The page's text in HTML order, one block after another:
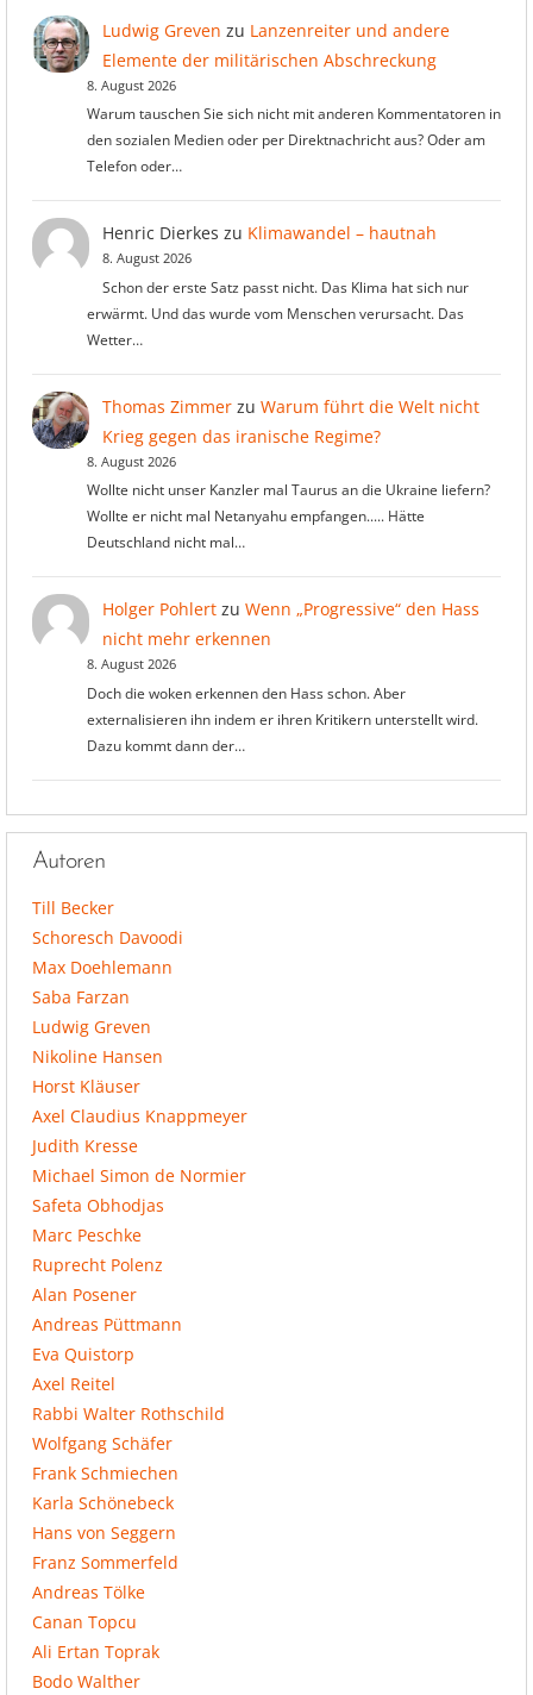
Ludwig Greven zu Lanzenreiter und andere
Elemente der militärischen Abschreckung
8. August 2026
Warum tauschen Sie sich nicht mit anderen Kommentatoren in
den sozialen Medien oder per Direktnachricht aus? Oder am
Telefon oder…
Henric Dierkes zu Klimawandel – hautnah
8. August 2026
Schon der erste Satz passt nicht. Das Klima hat sich nur
erwärmt. Und das wurde vom Menschen verursacht. Das
Wetter…
Thomas Zimmerzu Warum führt die Welt nicht
Krieg gegen das iranische Regime?
8. August 2026
Wollte nicht unser Kanzler mal Taurus an die Ukraine liefern?
Wollte er nicht mal Netanyahu empfangen..... Hätte
Deutschland nicht mal…
Holger Pohlertzu Wenn „Progressive“ den Hass
nicht mehr erkennen
8. August 2026
Doch die woken erkennen den Hass schon. Aber
externalisieren ihn indem er ihren Kritikern unterstellt wird.
Dazu kommt dann der…
Autoren
Till Becker
Schoresch Davoodi
Max Doehlemann
Saba Farzan
Ludwig Greven
Nikoline Hansen
Horst Kläuser
Axel Claudius Knappmeyer
Judith Kresse
Michael Simon de Normier
Safeta Obhodjas
Marc Peschke
Ruprecht Polenz
Alan Posener
Andreas Püttmann
Eva Quistorp
Axel Reitel
Rabbi Walter Rothschild
Wolfgang Schäfer
Frank Schmiechen
Karla Schönebeck
Hans von Seggern
Franz Sommerfeld
Andreas Tölke
Canan Topcu
Ali Ertan Toprak
Bodo Walther